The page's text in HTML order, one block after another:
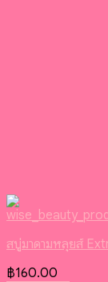
สบู่มาดามหลุยส์
฿160.00